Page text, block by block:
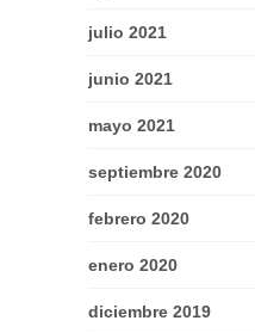
julio 2021
junio 2021
mayo 2021
septiembre 2020
febrero 2020
enero 2020
diciembre 2019